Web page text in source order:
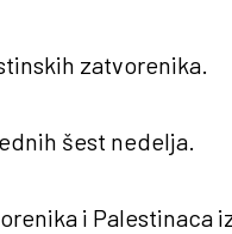
zatvorenika.
šest nedelja.
i Palestinaca